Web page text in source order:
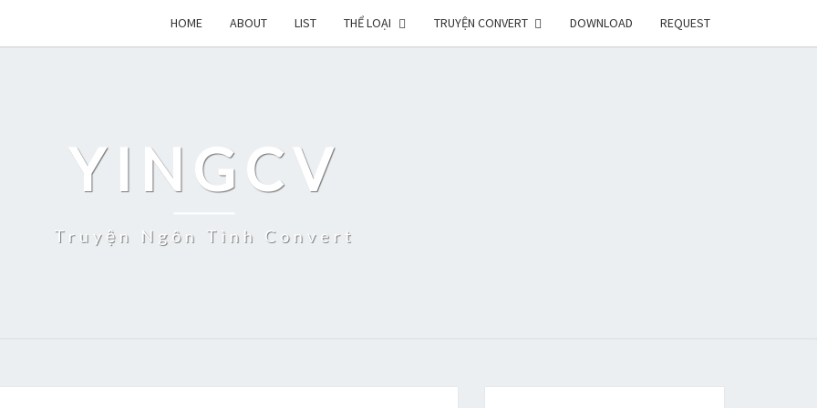
HOME ABOUT LIST THỂ LOẠI TRUYỆN CONVERT DOWNLOAD REQUEST
YINGCV
Truyện Ngôn Tình Convert